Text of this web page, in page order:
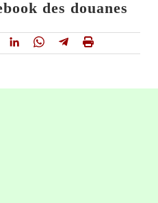
des douanes